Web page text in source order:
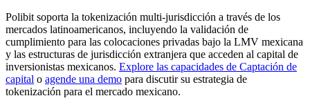
Polibit soporta la tokenización multi-jurisdicción a través de los
mercados latinoamericanos, incluyendo la validación de
cumplimiento para las colocaciones privadas bajo la LMV mexicana
y las estructuras de jurisdicción extranjera que acceden al capital de
inversionistas mexicanos. Explore las capacidades de Captación de
capital o agende una demo para discutir su estrategia de
tokenización para el mercado mexicano.